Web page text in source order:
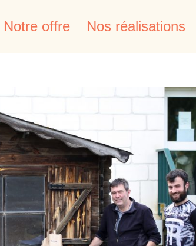
Notre offre Nos réalisations